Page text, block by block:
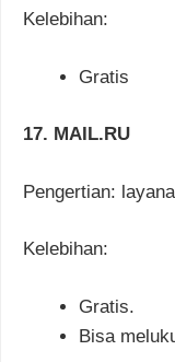
Kelebihan:
Gratis
17. MAIL.RU
Pengertian:
Kelebihan:
Gratis.
Bisa